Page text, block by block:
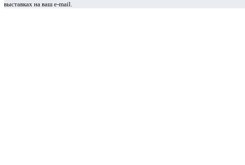
выставках на ваш e-mail.